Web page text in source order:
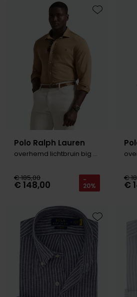
Polo Ralph Lauren
overhemd lichtbruin big en tall
€ 185,00
€ 148,00 -
20%
Toevoegen
€
€
Toevoegen